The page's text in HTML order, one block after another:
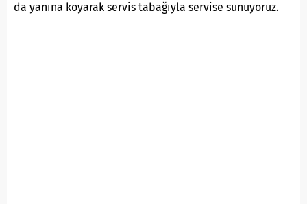
da yanına koyarak servis tabağıyla servise sunuyoruz.